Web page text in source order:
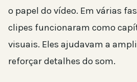
o papel do vídeo. Em várias
clipes funcionaram como
visuais. Eles ajudavam a
reforçar detalhes do som.